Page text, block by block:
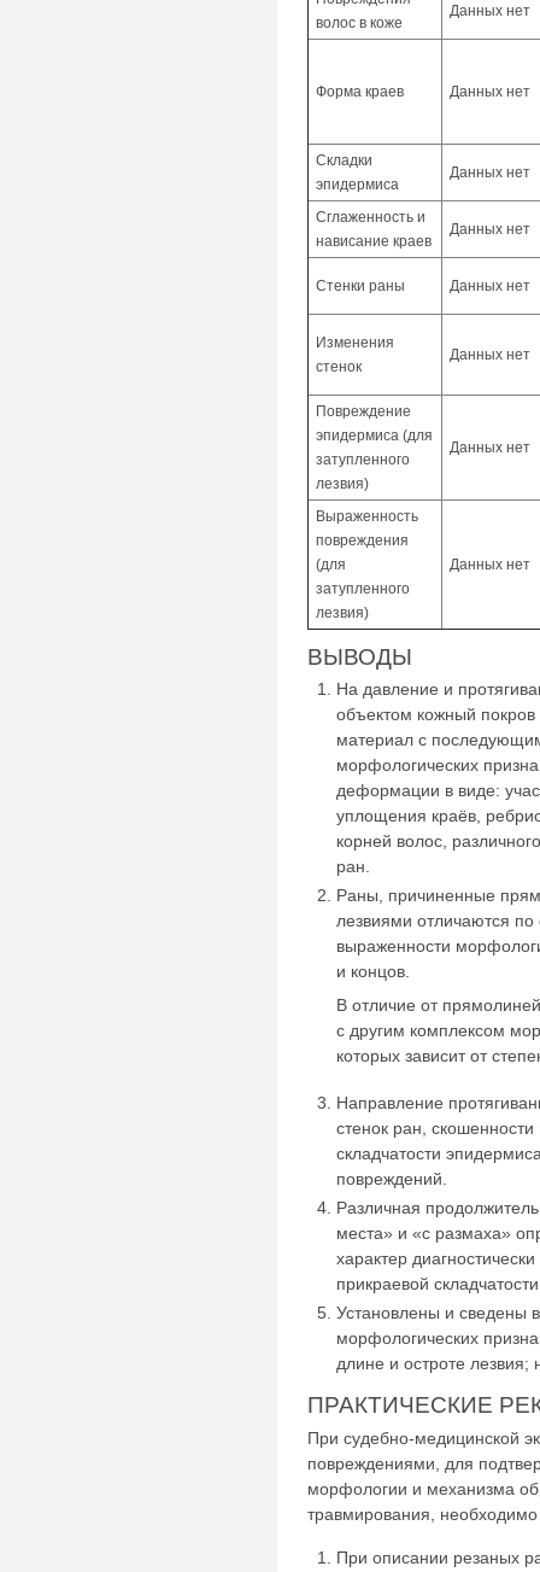
волос в коже
Данных нет
Форма краев Данных нет
Складки
эпидермиса
Данных нет
Сглаженность и
нависание краев
Данных нет
Стенки раны Данных нет
Изменения
стенок
Данных нет
Повреждение
эпидермиса (для
затупленного
лезвия)
Данных нет
Выраженность
повреждения
(для
затупленного
лезвия)
Данных нет
ВЫВОДЫ
На давление и
объектом кожный покров
материал с
морфологических
деформации в виде:
уплощения краёв,
корней волос,
ран.
Раны, причиненные
лезвиями отличаются
выраженности
и концов.
В отличие от
с другим комплексом
которых зависит от
Направление
стенок ран,
складчатости
повреждений.
Различная
места» и «с размаха»
характер
прикраевой
Установлены и сведены
морфологических
длине и остроте
ПРАКТИЧЕСКИЕ
При судебно-медицинской
повреждениями, для
морфологии и механизма
травмирования,
При описании резаных